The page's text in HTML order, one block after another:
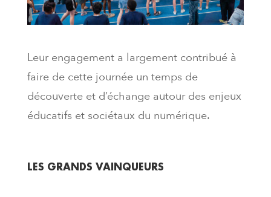
Leur engagement a largement contribué à
faire de cette journée un temps de
découverte et d’échange autour des enjeux
éducatifs et sociétaux du numérique.
LES GRANDS VAINQUEURS